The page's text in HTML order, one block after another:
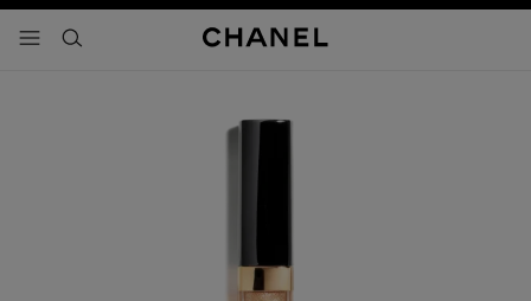
- navegación principal
buscar